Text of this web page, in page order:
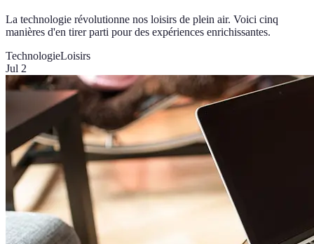
La technologie révolutionne nos loisirs de plein air. Voici cinq
manières d'en tirer parti pour des expériences enrichissantes.
TechnologieLoisirs
Jul 2